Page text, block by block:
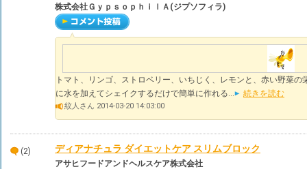
株式会社ＧｙｐｓｏｐｈｉｌＡ(ジプソフィラ)
トマト、リンゴ、ストロベリー、いちじく、レモンと、赤い野菜
に水を加えてシェイクするだけで簡単に作れる...
続きを読む
紋人さん 2014-03-20 14:03:00
(2) ディアナチュラ ダイエットケア スリムブロック
アサヒフードアンドヘルスケア株式会社